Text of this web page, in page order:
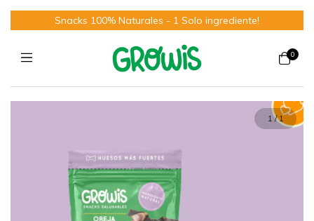
Snacks 100% Naturales - 1 Solo ingrediente!
0
1/1